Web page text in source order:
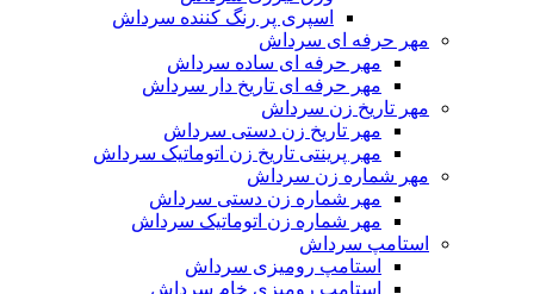
اسپری پر رنگ کننده سرداش
مهر حرفه ای سرداش
مهر حرفه ای ساده سرداش
مهر حرفه ای تاریخ دار سرداش
مهر تاریخ زن سرداش
مهر تاریخ زن دستی سرداش
مهر پرینتی تاریخ زن اتوماتیک سرداش
مهر شماره زن سرداش
مهر شماره زن دستی سرداش
مهر شماره زن اتوماتیک سرداش
استامپ سرداش
استامپ رومیزی سرداش
استامپ رومیزی خام سرداش